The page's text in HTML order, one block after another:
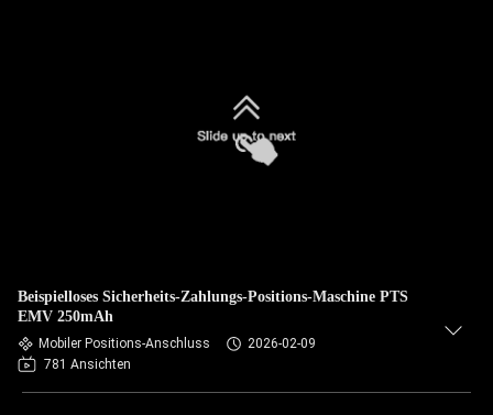
Beispielloses Sicherheits-Zahlungs-Positions-Maschine PTS
EMV 250mAh
Mobiler Positions-Anschluss
2026-02-09
781 Ansichten